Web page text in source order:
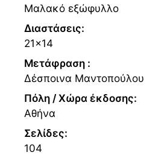
Μαλακό εξώφυλλο
Διαστάσεις:
21x14
Μετάφραση :
Δέσποινα Μαντοπούλου
Πόλη / Χώρα έκδοσης:
Αθήνα
Σελίδες:
104